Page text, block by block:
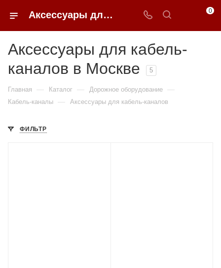
Аксессуары для кабель-каналов в Москве купить по доступным ценам с доставкой от 0ФФЕР.ру 0
Аксессуары для кабель-
каналов в Москве
5
Главная — Каталог — Дорожное оборудование —
Кабель-каналы — Аксессуары для кабель-каналов
ФИЛЬТР